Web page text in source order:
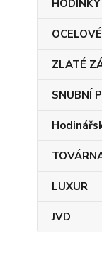
ZLATÉ
SNUBNÍ
LUXUR
JVD